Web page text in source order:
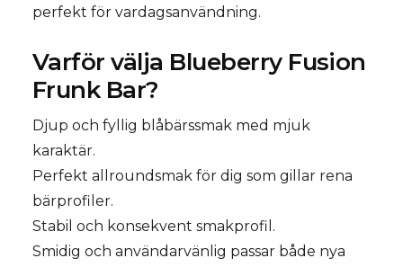
perfekt för vardagsanvändning.
Varför välja Blueberry Fusion
Frunk Bar?
Djup och fyllig blåbärssmak med mjuk
karaktär.
Perfekt allroundsmak för dig som gillar rena
bärprofiler.
Stabil och konsekvent smakprofil.
Smidig och användarvänlig passar både nya